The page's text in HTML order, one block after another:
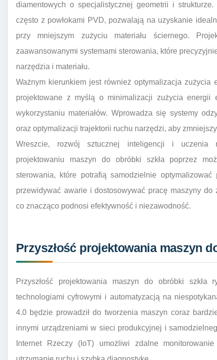
diamentowych o specjalistycznej geometrii i
często z powłokami PVD, pozwalają na uzyskanie
przy mniejszym zużyciu materiału ściernego.
zaawansowanymi systemami sterowania, które
narzędzia i materiału.
Ważnym kierunkiem jest również optymalizacja
projektowane z myślą o minimalizacji zużycia
wykorzystaniu materiałów. Wprowadza się systemy
oraz optymalizacji trajektorii ruchu narzędzi, aby
Wreszcie, rozwój sztucznej inteligencji i uczenia
projektowaniu maszyn do obróbki szkła poprzez
sterowania, które potrafią samodzielnie
przewidywać awarie i dostosowywać pracę maszyny
co znacząco podnosi efektywność i niezawodność.
Przyszłość projektowania maszyn
Przyszłość projektowania maszyn do obróbki
technologiami cyfrowymi i automatyzacją na
4.0 będzie prowadził do tworzenia maszyn coraz
innymi urządzeniami w sieci produkcyjnej i
Internet Rzeczy (IoT) umożliwi zdalne